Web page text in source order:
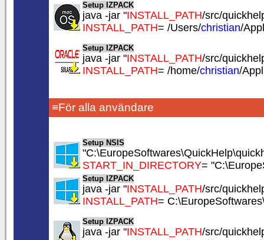
Setup IZPACK
java -jar "INSTALL_PATH/src/
INSTALL_PATH= /Users/christian/
Setup IZPACK
java -jar "INSTALL_PATH/src/
INSTALL_PATH= /home/christian/
≡För alla användare
Setup NSIS
START_IN_DIRECTORY=
Setup IZPACK
java -jar "INSTALL_PATH/src/
INSTALL_PATH=
Setup IZPACK
java -jar "INSTALL_PATH/src/